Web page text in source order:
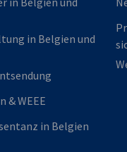
in Belgien und
& WEEE
in Belgien